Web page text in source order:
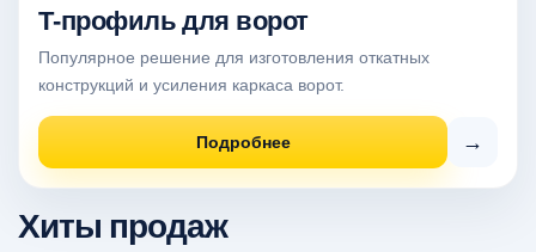
Т-профиль для ворот
Популярное решение для изготовления откатных
конструкций и усиления каркаса ворот.
Подробнее →
Хиты продаж